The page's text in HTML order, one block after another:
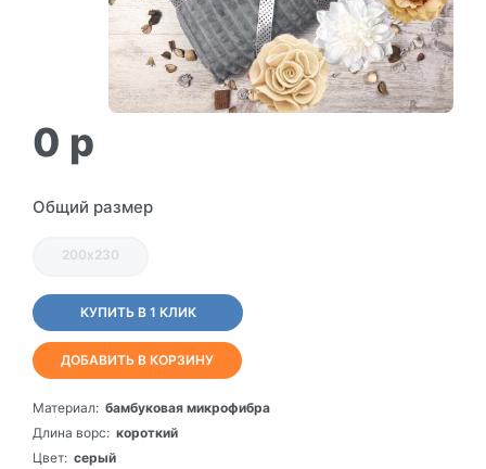
0 p
Общий размер
200х230
КУПИТЬ В 1 КЛИК
ДОБАВИТЬ В КОРЗИНУ
Материал: бамбуковая микрофибра
Длина ворс: короткий
Цвет: серый